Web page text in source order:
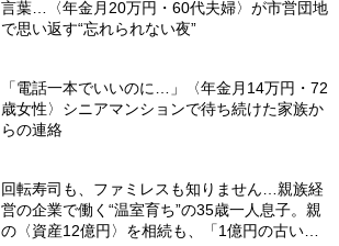
言葉…〈年金月20万円・60代夫婦〉が市営団地
で思い返す“忘れられない夜”
「電話一本でいいのに…」〈年金月14万円・72
歳女性〉シニアマンションで待ち続けた家族か
らの連絡
回転寿司も、ファミレスも知りません…親族経
営の企業で働く“温室育ち”の35歳一人息子。親
の〈資産12億円〉を相続も、「1億円の古いビ